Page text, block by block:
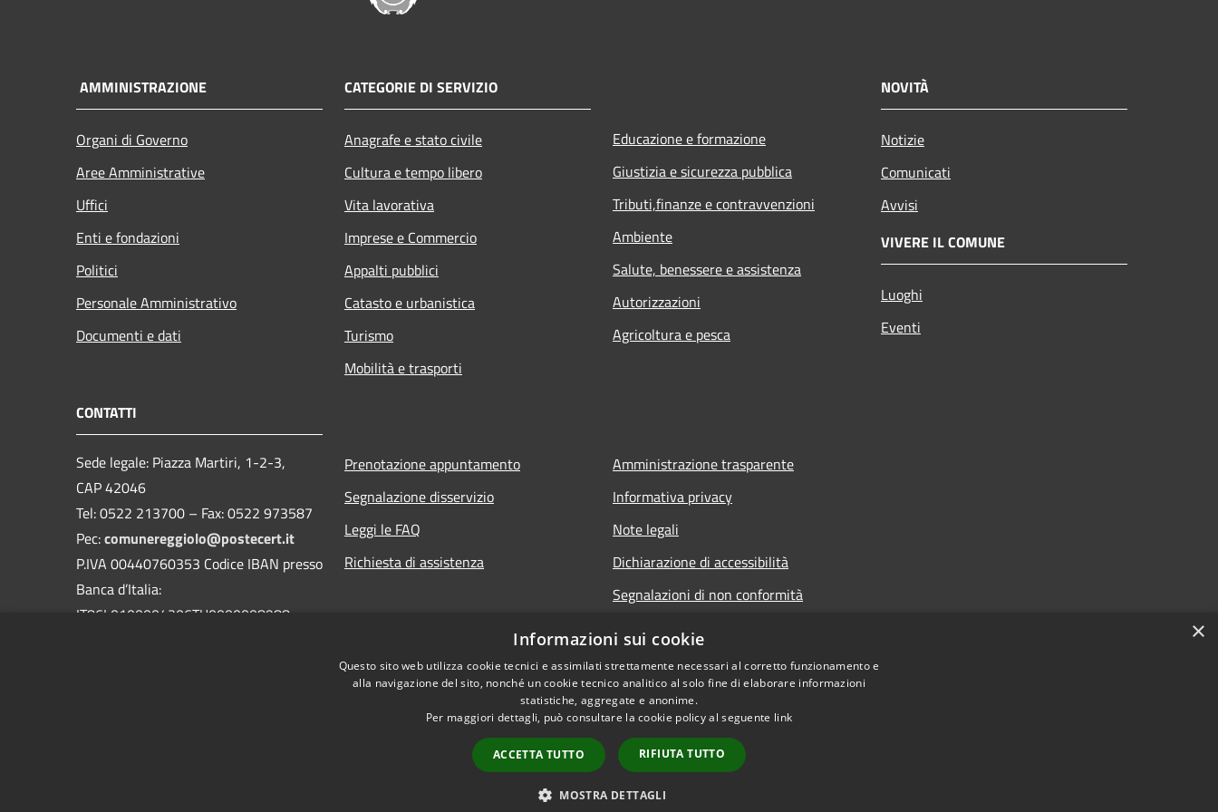
AMMINISTRAZIONE
Organi di Governo
Aree Amministrative
Uffici
Enti e fondazioni
Politici
Personale Amministrativo
Documenti e dati
CATEGORIE DI SERVIZIO
Anagrafe e stato civile
Cultura e tempo libero
Vita lavorativa
Imprese e Commercio
Appalti pubblici
Catasto e urbanistica
Turismo
Mobilità e trasporti
Educazione e formazione
Giustizia e sicurezza pubblica
Tributi,finanze e contravvenzioni
Ambiente
Salute, benessere e assistenza
Autorizzazioni
Agricoltura e pesca
NOVITÀ
Notizie
Comunicati
Avvisi
VIVERE IL COMUNE
Luoghi
Eventi
CONTATTI
Sede legale: Piazza Martiri, 1-2-3,
CAP 42046
Tel: 0522 213700 – Fax: 0522 973587
Pec:comunereggiolo@postecert.it
P.IVA 00440760353 Codice IBAN presso
Banca d’Italia:
IT86L0100004306TU0000008988
Prenotazione appuntamento
Segnalazione disservizio
Leggi le FAQ
Richiesta di assistenza
Amministrazione trasparente
Informativa privacy
Note legali
Dichiarazione di accessibilità
Segnalazioni di non conformità
Copyright © 2026 • Comune di Reggiolo • Powered by
×
Informazioni sui cookie
Questo sito web utilizza cookie tecnici e assimilati strettamente necessari al corretto funzionamento e
alla navigazione del sito, nonché un cookie tecnico analitico al solo fine di elaborare informazioni
statistiche, aggregate e anonime.
Per maggiori dettagli, può consultare la cookie policy al seguente link
ACCETTA TUTTO RIFIUTA TUTTO
MOSTRA DETTAGLI